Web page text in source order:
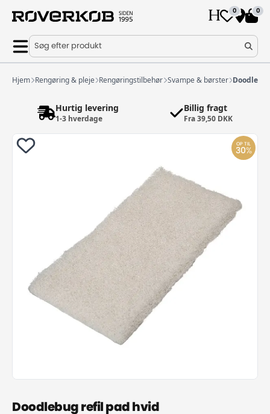
0 0
Søg efter produkt
Hjem Rengøring & pleje Rengøringstilbehør Svampe & børster
Hurtig levering
1-3 hverdage
Billig fragt
Fra 39,50 DKK
OP TIL
30%
Doodlebug refil pad hvid